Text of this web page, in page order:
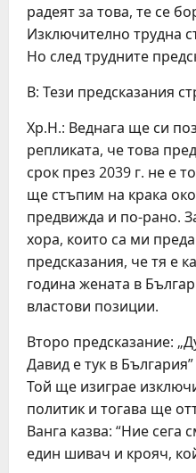
радеят за това, те се
Изключително трудна
Но след трудните
В: Тези предсказания
Хр.Н.: Веднага ще си
репликата, че това
срок през 2039 г. не е
ще стъпим на крака
предвижда и по-рано.
хора, които са ми
предсказания, че тя е
година жената в
властови позиции.
Второ предсказание:
Давид е тук в
Той ще изиграе
политик и тогава ще
Ванга казва: “Ние сега
един шивач и крояч,